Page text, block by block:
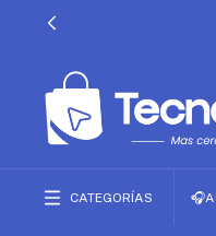
CATEGORÍAS